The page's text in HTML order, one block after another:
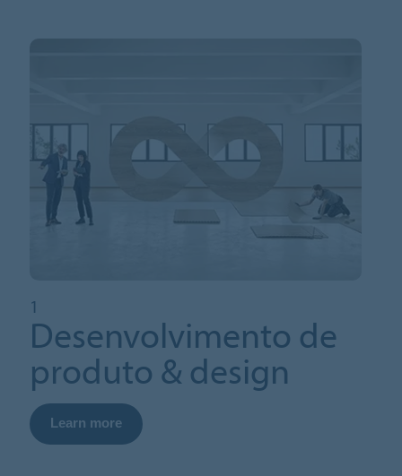
1
Desenvolvimento de
produto & design
Learn more